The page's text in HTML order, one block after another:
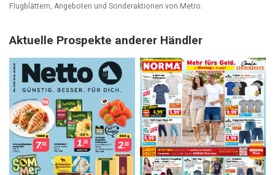
Flugblättern, Angeboten und Sonderaktionen von Metro.
Aktuelle Prospekte anderer Händler